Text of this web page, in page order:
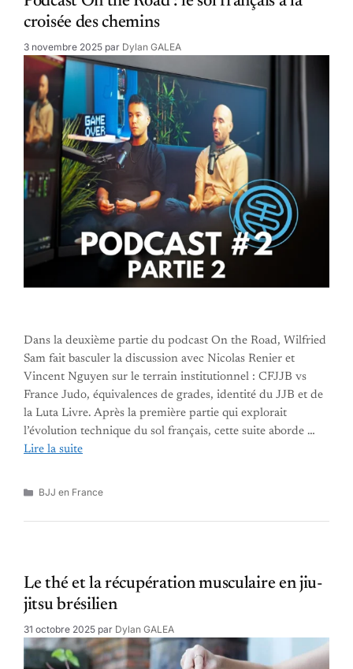
croisée des chemins
3 novembre 2025 par Dylan GALEA
Dans la deuxième partie du podcast On the Road, Wilfried
Sam fait basculer la discussion avec Nicolas Renier et
Vincent Nguyen sur le terrain institutionnel : CFJJB vs
France Judo, équivalences de grades, identité du JJB et de
la Luta Livre. Après la première partie qui explorait
l’évolution technique du sol français, cette suite aborde …
Lire la suite
Catégories
BJJ en France
Le thé et la récupération musculaire en jiu-
jitsu brésilien
31 octobre 2025 par Dylan GALEA